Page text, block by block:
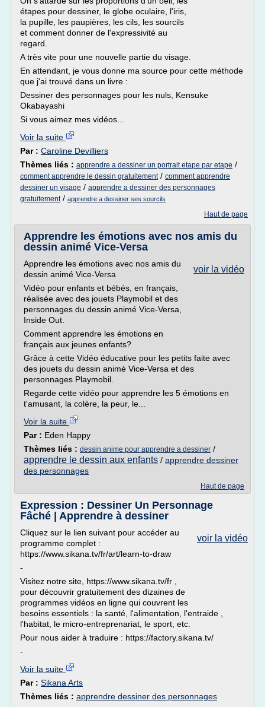
étapes pour dessiner, le globe oculaire, l'iris,
la pupille, les paupières, les cils, les sourcils
et comment donner de l'expressivité au
regard.
A très vite pour une nouvelle partie du visage.
En attendant, je vous donne ma source pour cette méthode
que j'ai trouvé dans un livre :
Dessiner des personnages pour les nuls, Kensuke
Okabayashi
Si vous aimez mes vidéos...
Voir la suite
Par : Caroline Devilliers
Thèmes liés : apprendre a dessiner un portrait etape par etape /
comment apprendre le dessin gratuitement/ comment apprendre
dessiner un visage / apprendre a dessiner des personnages
gratuitement/ apprendre a dessiner ses sourcils
Haut de page
Apprendre les émotions avec nos amis du
dessin animé Vice-Versa
voir la vidéo
Apprendre les émotions avec nos amis du
dessin animé Vice-Versa
Vidéo pour enfants et bébés, en français,
réalisée avec des jouets Playmobil et des
personnages du dessin animé Vice-Versa,
Inside Out.
Comment apprendre les émotions en
français aux jeunes enfants?
Grâce à cette Vidéo éducative pour les petits faite avec
des jouets du dessin animé Vice-Versa et des
personnages Playmobil.
Regarde cette vidéo pour apprendre les 5 émotions en
t'amusant, la colère, la peur, le...
Voir la suite
Par : Eden Happy
Thèmes liés : dessin anime pour apprendre a dessiner /
apprendre le dessin aux enfants / apprendre dessiner
des personnages
Haut de page
Expression : Dessiner Un Personnage
Fâché | Apprendre à dessiner
voir la vidéo
Cliquez sur le lien suivant pour accéder au
programme complet :
https://www.sikana.tv/fr/art/learn-to-draw
-
Visitez notre site, https://www.sikana.tv/fr ,
pour découvrir gratuitement des dizaines de
programmes vidéos en ligne qui couvrent les
besoins essentiels : la santé, l'alimentation, l'entraide ,
l'habitat, le micro-entreprenariat, le sport, etc.
Pour nous aider à traduire : https://factory.sikana.tv/
-
Voir la suite
Par : Sikana Arts
Thèmes liés : apprendre dessiner des personnages